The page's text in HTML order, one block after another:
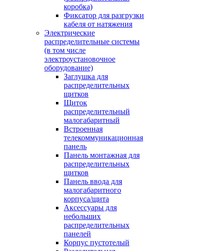
коробка)
Фиксатор для разгрузки
кабеля от натяжения
Электрические
распределительные системы
(в том числе
электроустановочное
оборудование)
Заглушка для
распределительных
щитков
Щиток
распределительный
малогабаритный
Встроенная
телекоммуникационная
панель
Панель монтажная для
распределительных
щитков
Панель ввода для
малогабаритного
корпуса/щита
Аксессуары для
небольших
распределительных
панелей
Корпус пустотелый